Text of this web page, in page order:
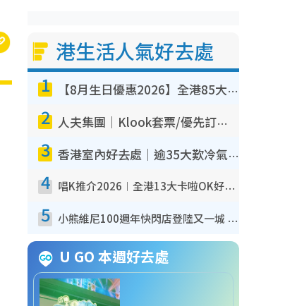
港生活人氣好去處
1 【8月生日優惠2026】全港85大食買玩著數攻略 自助餐/火鍋放題同行免費＋誠品/DONKI送現金券
2 人夫集團｜Klook套票/優先訂票/公開發售搶飛攻略！附票價.購票連結.場地座位表
3 香港室內好去處｜逾35大歎冷氣室內好去處推介 室內活動免費避雨無懼落雨
4 唱K推介2026︱全港13大卡啦OK好去處！最平$36起 日文K都有！(附地址+收費詳情)
5 小熊維尼100週年快閃店登陸又一城 重現百畝森林經典場景／獨家限定盲盒登場／專屬DIY香水
U GO 本週好去處